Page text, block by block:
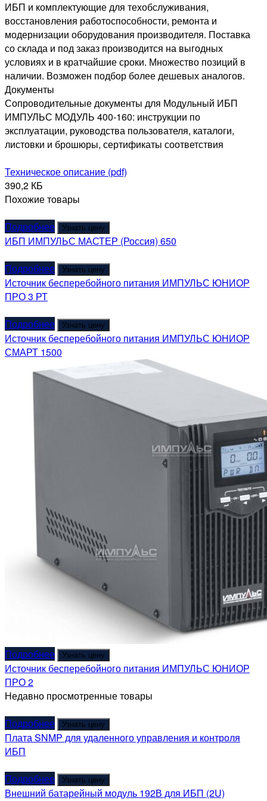
ИБП и комплектующие для техобслуживания,
восстановления работоспособности, ремонта и
модернизации оборудования производителя. Поставка
со склада и под заказ производится на выгодных
условиях и в кратчайшие сроки. Множество позиций в
наличии. Возможен подбор более дешевых аналогов.
Документы
Сопроводительные документы для Модульный ИБП
ИМПУЛЬС МОДУЛЬ 400-160: инструкции по
эксплуатации, руководства пользователя, каталоги,
листовки и брошюры, сертификаты соответствия
Техническое описание (pdf)
390,2 КБ
Похожие товары
Подробнее
Узнать цену
ИБП ИМПУЛЬС МАСТЕР (Россия) 650
Подробнее
Узнать цену
Источник бесперебойного питания ИМПУЛЬС ЮНИОР
ПРО 3 РТ
Подробнее
Узнать цену
Источник бесперебойного питания ИМПУЛЬС ЮНИОР
СМАРТ 1500
Подробнее Узнать цену
Источник бесперебойного питания ИМПУЛЬС ЮНИОР
ПРО 2
Недавно просмотренные товары
Подробнее
Узнать цену
Плата SNMP для удаленного управления и контроля
ИБП
Подробнее
Узнать цену
Внешний батарейный модуль 192В для ИБП (2U)